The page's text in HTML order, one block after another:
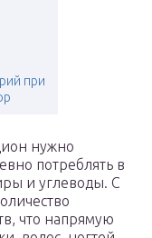
при
нужно
потреблять в
и углеводы. С
что напрямую